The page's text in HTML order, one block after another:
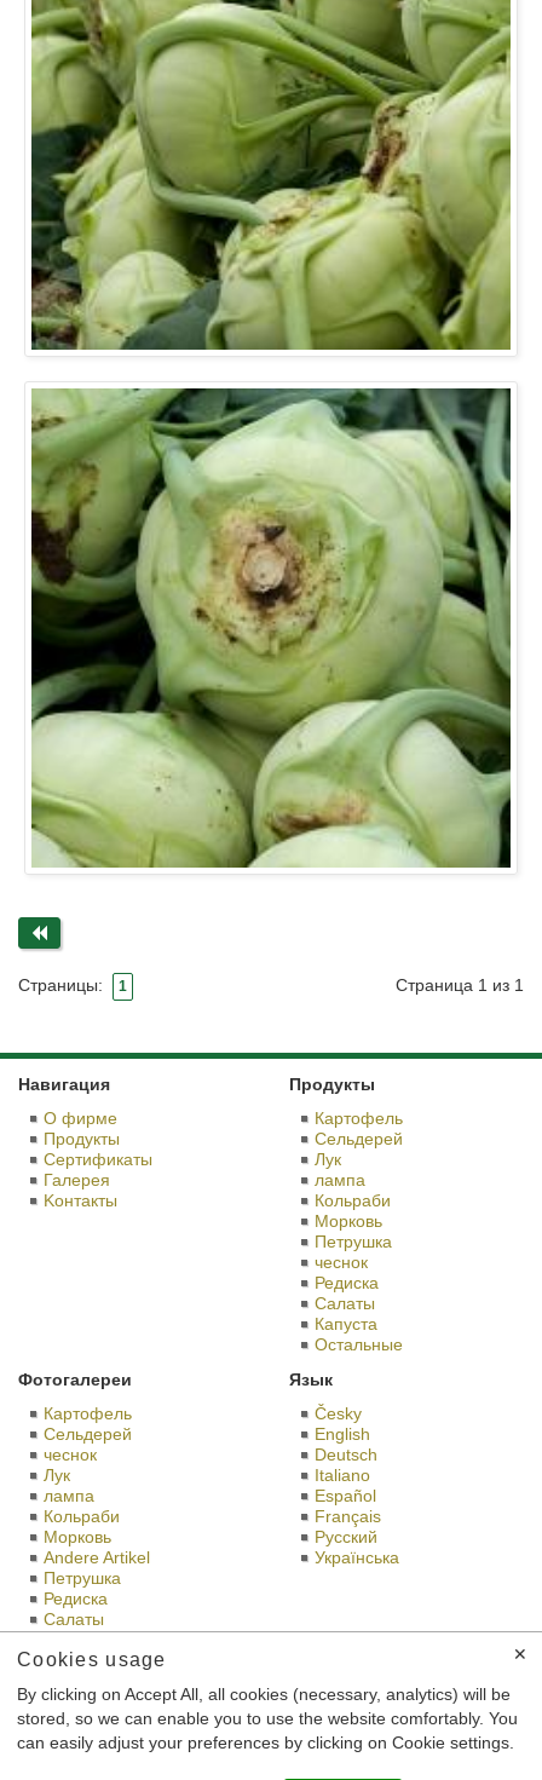
Страницы: 1 Страница 1 из 1
Навигация
О фирме
Продукты
Сертификаты
Галерея
Kонтакты
Продукты
Картофель
Сельдерей
Лук
лампа
Кольраби
Морковь
Петрушка
чеснок
Редиска
Салаты
Капуста
Остальные
Фотогалереи
Картофель
Сельдерей
чеснок
Лук
лампа
Кольраби
Морковь
Andere Artikel
Петрушка
Редиска
Салаты
Язык
Česky
English
Deutsch
Italiano
Español
Français
Русский
Українська
Bramko в социальных сетях
Это сайт BRAMKO Ltd., со штаб-квартирой Semice 196 Semice
Cookies usage
By clicking on Accept All, all cookies (necessary, analytics) will be
stored, so we can enable you to use the website comfortably. You
can easily adjust your preferences by clicking on Cookie settings.
✕